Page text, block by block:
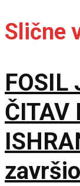
Slične
FOSIL
ČITAV